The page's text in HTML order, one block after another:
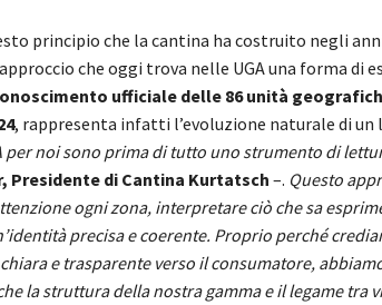
principio che la cantina ha costruito negli
che oggi trova nelle UGA una forma di
ufficiale delle 86 unità
, rappresenta infatti l’evoluzione naturale di un
per noi sono prima di tutto uno strumento di
Presidente di Cantina Kurtatsch –. Questo
ogni zona, interpretare ciò che sa
precisa e coerente. Proprio perché
e trasparente verso il consumatore,
la struttura della nostra gamma e il legame tra